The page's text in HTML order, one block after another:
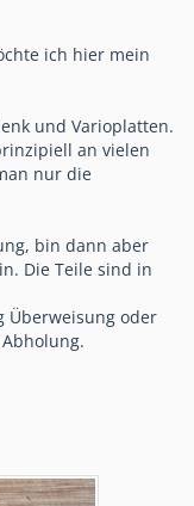
ich hier mein
und Varioplatten.
an vielen
nur die
bin dann aber
Die Teile sind in
Überweisung oder